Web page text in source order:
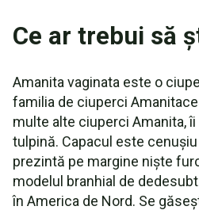
Ce ar trebui să
Amanita vaginata este o
familia de ciuperci
multe alte ciuperci Amanita,
tulpină. Capacul este
prezintă pe margine niște
modelul branhial de
în America de Nord. Se